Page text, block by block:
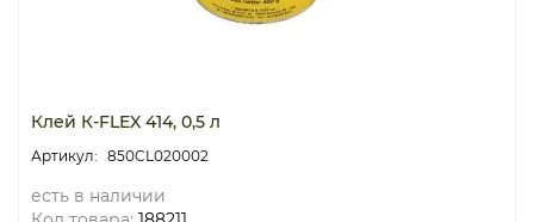
Клей К-FLEX 414, 0,5 л
850CL020002
есть в наличии